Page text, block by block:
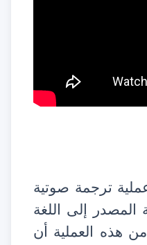
ترجمة صوتية
المصدر إلى اللغة
هذه العملية أن